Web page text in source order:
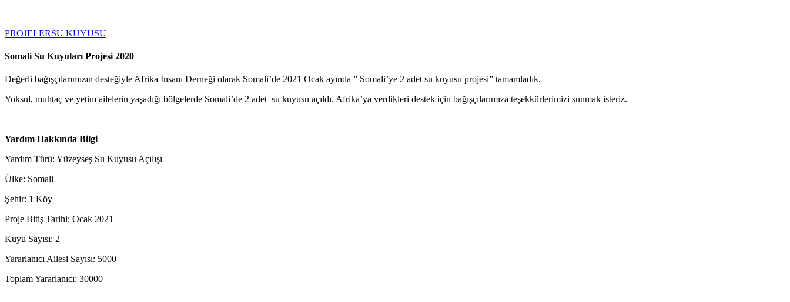
PROJELERSU KUYUSU
Somali Su Kuyuları Projesi 2020
Değerli bağışçılarımızın desteğiyle Afrika İnsanı Derneği olarak Somali’de 2021 Ocak ayında ” Somali’ye 2 adet su kuyusu projesi” tamamladık.
Yoksul, muhtaç ve yetim ailelerin yaşadığı bölgelerde Somali’de 2 adet su kuyusu açıldı. Afrika’ya verdikleri destek için bağışçılarımıza teşekkürlerimizi sunmak isteriz.
Yardım Hakkında Bilgi
Yardım Türü: Yüzeyseş Su Kuyusu Açılışı
Ülke: Somali
Şehir: 1 Köy
Proje Bitiş Tarihi: Ocak 2021
Kuyu Sayısı: 2
Yararlanıcı Ailesi Sayısı: 5000
Toplam Yararlanıcı: 30000